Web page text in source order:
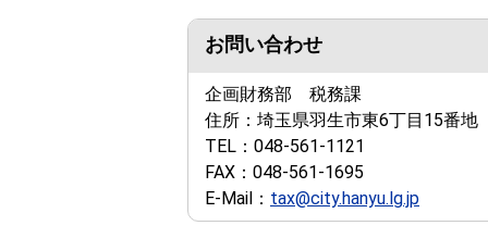
お問い合わせ
企画財務部 税務課
住所： 埼玉県羽生市東6丁目15番地
TEL： 048-561-1121
FAX： 048-561-1695
E-Mail： tax@city.hanyu.lg.jp